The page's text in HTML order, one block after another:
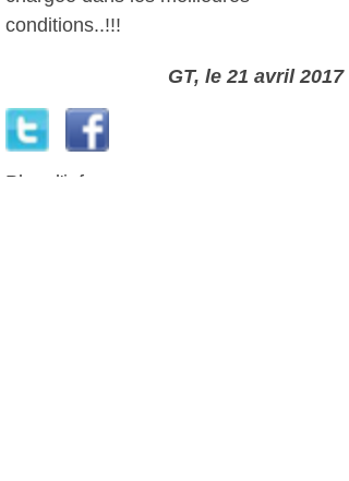
conditions..!!!
GT, le 21 avril 2017
Plus d'infos: